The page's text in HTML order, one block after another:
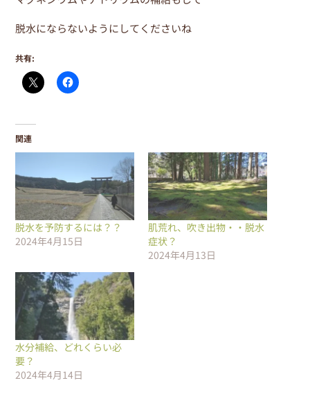
脱水にならないようにしてくださいね
共有:
関連
脱水を予防するには？？
2024年4月15日
肌荒れ、吹き出物・・脱水
症状？
2024年4月13日
水分補給、どれくらい必
要？
2024年4月14日